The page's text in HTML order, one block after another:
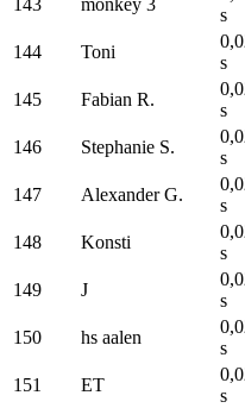
143 monkey 3
s
144
Toni
s
145 Fabian R.
s
146
Stephanie S.
s
147
Alexander G.
s
148
Konsti
s
149
J
s
150
hs aalen
s
151 ET
s